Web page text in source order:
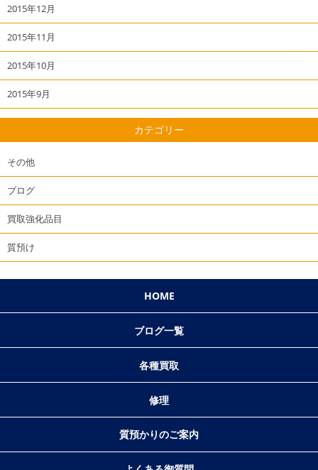
2015年12月
2015年11月
2015年10月
2015年9月
カテゴリー
その他
ブログ
買取強化品目
質預け
HOME
ブログ一覧
各種買取
修理
質預かりのご案内